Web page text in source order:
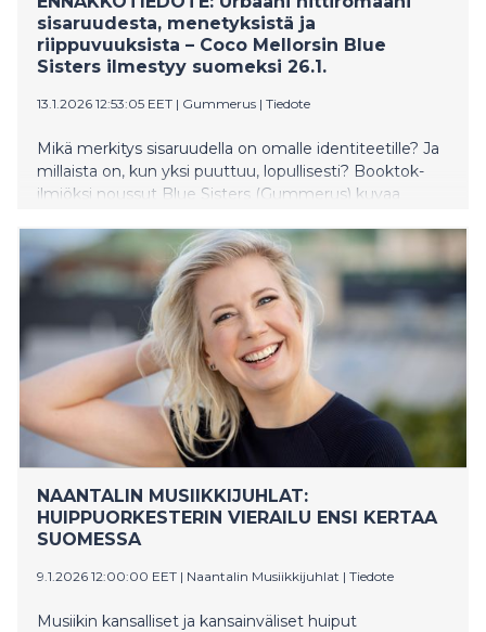
sisaruudesta, menetyksistä ja
riippuvuuksista – Coco Mellorsin Blue
Sisters ilmestyy suomeksi 26.1.
13.1.2026 12:53:05 EET | Gummerus | Tiedote
Mikä merkitys sisaruudella on omalle identiteetille? Ja
millaista on, kun yksi puuttuu, lopullisesti? Booktok-
ilmiöksi noussut Blue Sisters (Gummerus) kuvaa
kepeästi ja koskettavan tarkkanäköisesti. New Yorkissa
asuvan Coco Mellorsin menestysromaani ilmestyy
suomeksi 26.1.
NAANTALIN MUSIIKKIJUHLAT:
HUIPPUORKESTERIN VIERAILU ENSI KERTAA
SUOMESSA
9.1.2026 12:00:00 EET | Naantalin Musiikkijuhlat | Tiedote
Musiikin kansalliset ja kansainväliset huiput